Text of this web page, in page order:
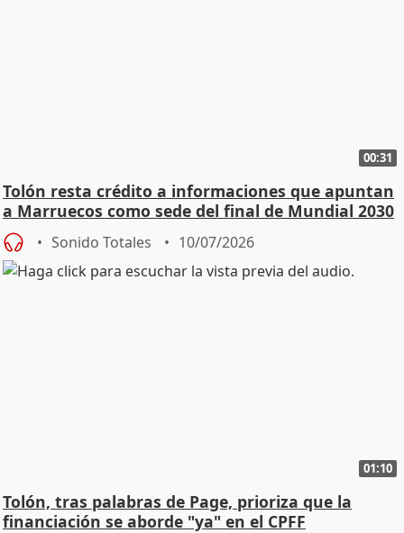
00:31
Tolón resta crédito a informaciones que apuntan
a Marruecos como sede del final de Mundial 2030
Sonido Totales 10/07/2026
01:10
Tolón, tras palabras de Page, prioriza que la
financiación se aborde "ya" en el CPFF